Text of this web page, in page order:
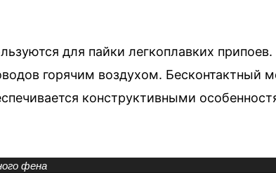
для пайки легкоплавких
горячим воздухом. Бесконтактный
конструктивными
фена